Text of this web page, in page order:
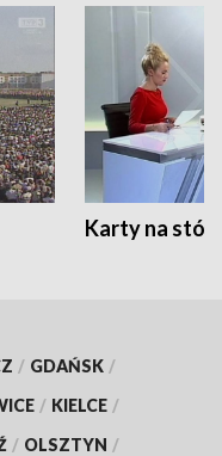
Karty na
/ GDAŃSK /
/ KIELCE /
/ OLSZTYN /